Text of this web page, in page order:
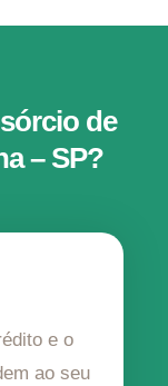
de
– SP?
e o
ao seu